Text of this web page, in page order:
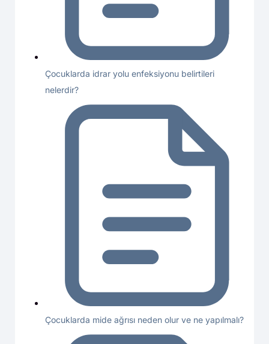
Çocuklarda idrar yolu enfeksiyonu belirtileri
nelerdir?
Çocuklarda mide ağrısı neden olur ve ne yapılmalı?